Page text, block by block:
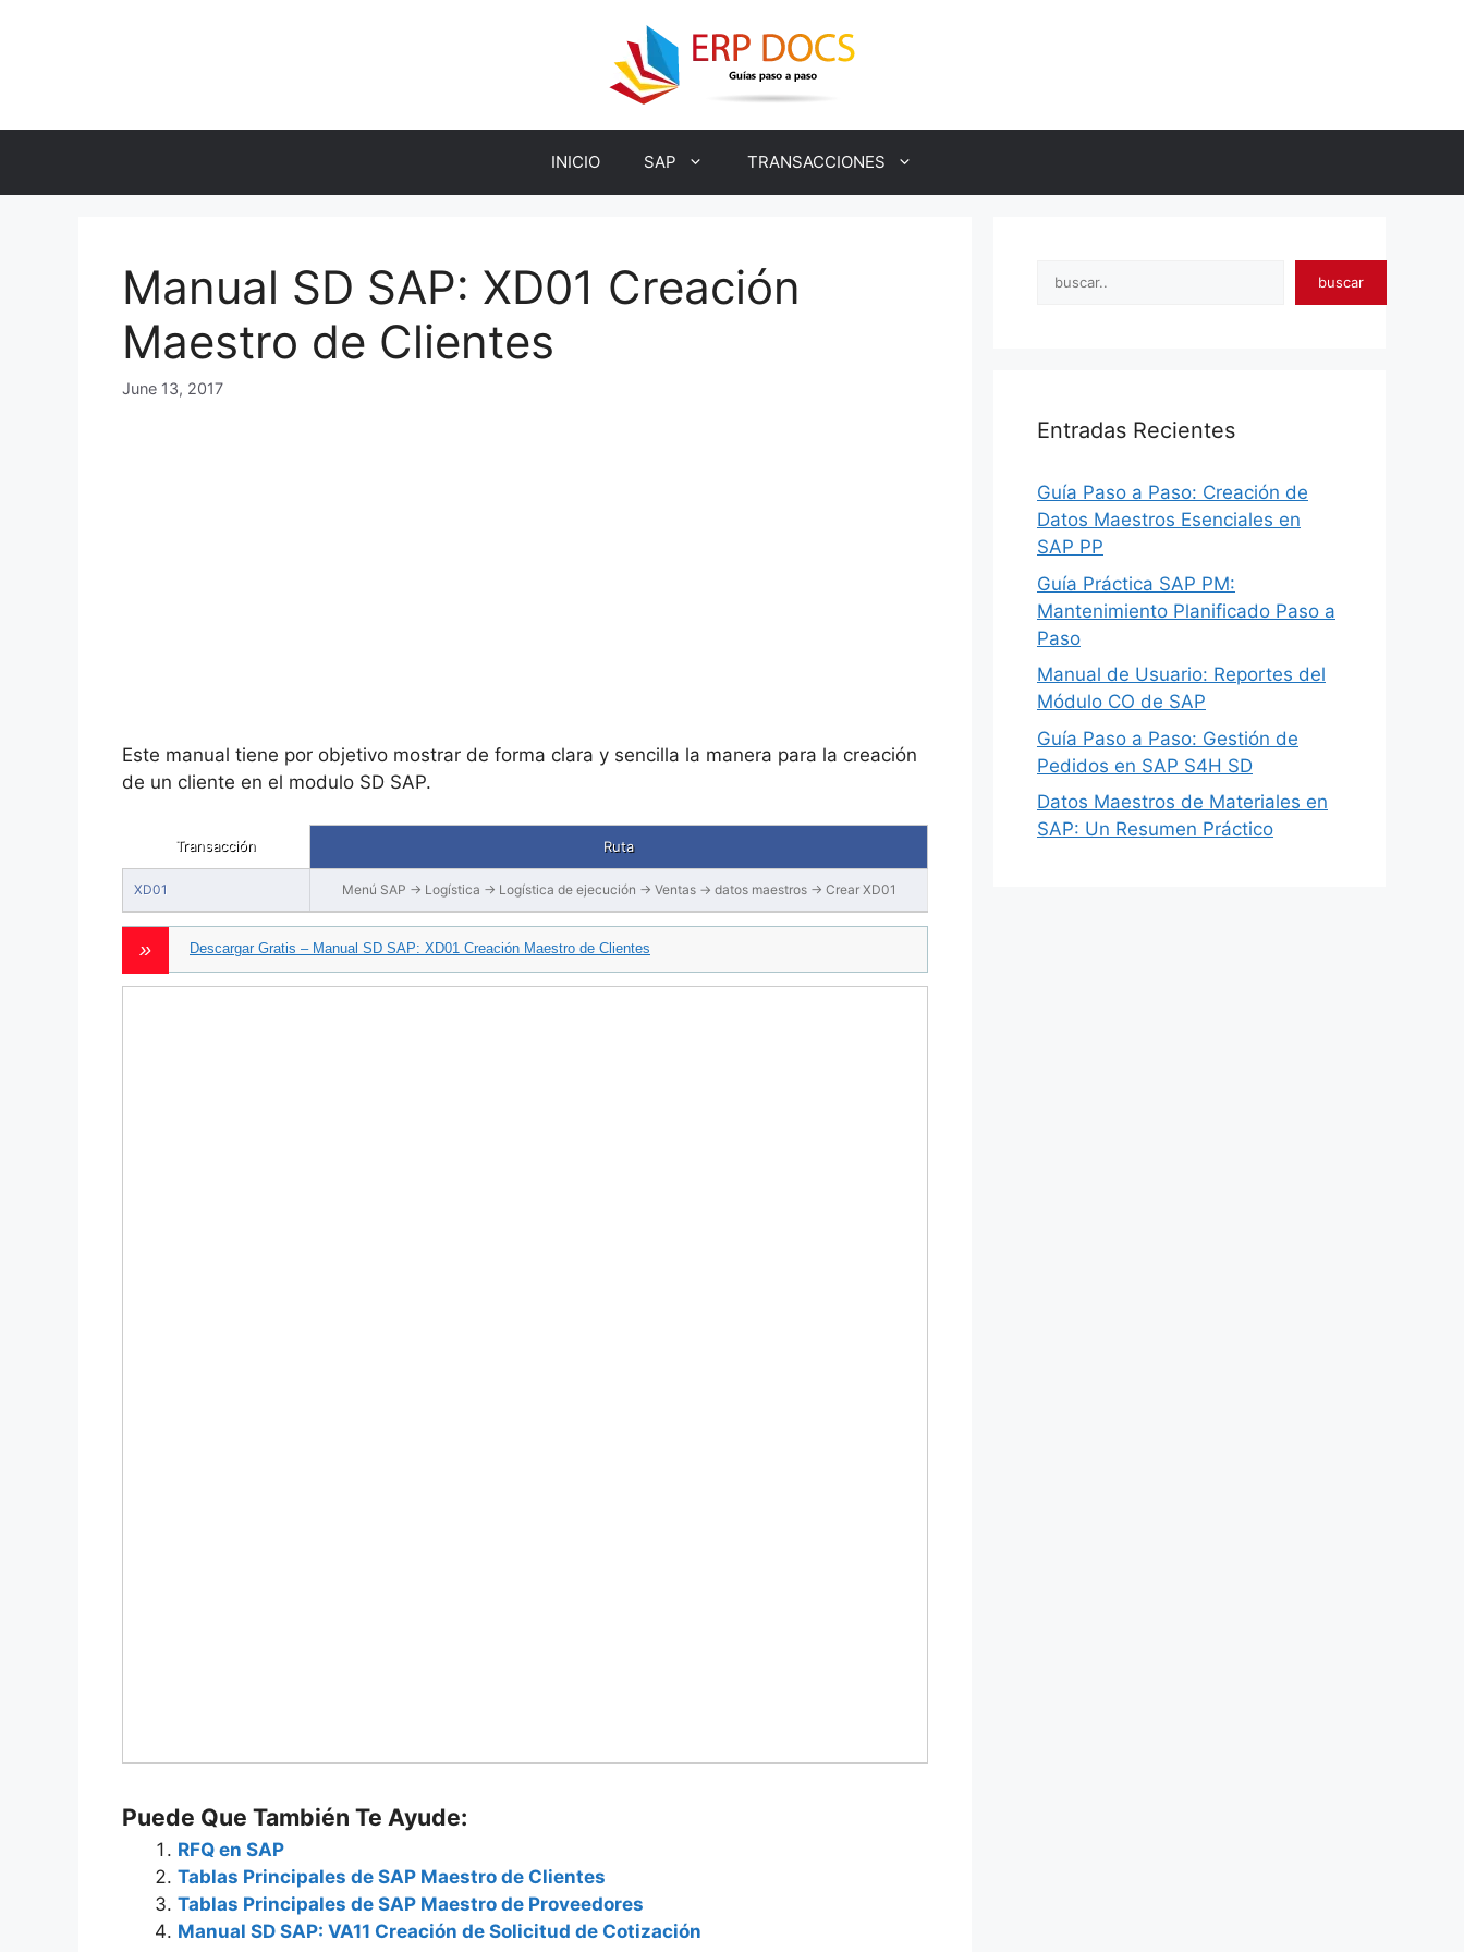
INICIO SAP TRANSACCIONES
Manual SD SAP: XD01 Creación
Maestro de Clientes
June 13, 2017
Este manual tiene por objetivo mostrar de forma clara y sencilla la manera para la creación
de un cliente en el modulo SD SAP.
Transacción Ruta
XD01 Menú SAP → Logística → Logística de ejecución → Ventas → datos maestros → Crear XD01
Descargar Gratis – Manual SD SAP: XD01 Creación Maestro de Clientes
Puede Que También Te Ayude:
RFQ en SAP
Tablas Principales de SAP Maestro de Clientes
Tablas Principales de SAP Maestro de Proveedores
Manual SD SAP: VA11 Creación de Solicitud de Cotización
Search buscar
Entradas Recientes
Guía Paso a Paso: Creación de
Datos Maestros Esenciales en
SAP PP
Guía Práctica SAP PM:
Mantenimiento Planificado Paso a
Paso
Manual de Usuario: Reportes del
Módulo CO de SAP
Guía Paso a Paso: Gestión de
Pedidos en SAP S4H SD
Datos Maestros de Materiales en
SAP: Un Resumen Práctico